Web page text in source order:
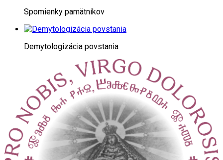
Spomienky pamätníkov
Demytologizácia povstania